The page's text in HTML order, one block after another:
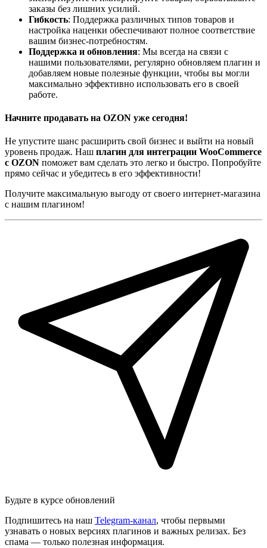
заказы без лишних усилий.
Гибкость: Поддержка различных типов товаров и
настройка наценки обеспечивают полное соответствие
вашим бизнес-потребностям.
Поддержка и обновления: Мы всегда на связи с
нашими пользователями, регулярно обновляем плагин и
добавляем новые полезные функции, чтобы вы могли
максимально эффективно использовать его в своей
работе.
Начните продавать на OZON уже сегодня!
Не упустите шанс расширить свой бизнес и выйти на новый
уровень продаж. Наш плагин для интеграции WooCommerce
с OZON поможет вам сделать это легко и быстро. Попробуйте
прямо сейчас и убедитесь в его эффективности!
Получите максимальную выгоду от своего интернет-магазина
с нашим плагином!
Будьте в курсе обновлений
Подпишитесь на наш Telegram-канал, чтобы первыми
узнавать о новых версиях плагинов и важных релизах. Без
спама — только полезная информация.